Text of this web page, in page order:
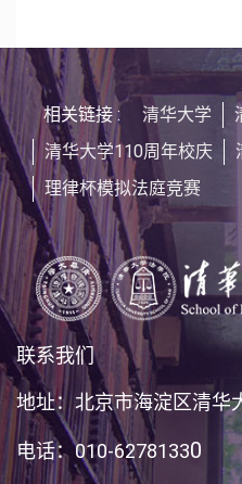
相关链接 : 清华大学
清华大学110周年校庆
理律杯模拟法庭竞赛
联系我们
地址：北京市海淀区清华
电话：010-62781330